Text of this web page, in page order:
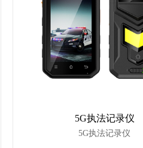
5G执法记录仪
5G执法记录仪